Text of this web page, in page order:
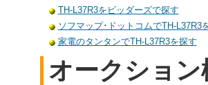
TH-L37R3をビッダーズで探す
ソフマップ･ドットコムでTH-L37R3
家電のタンタンでTH-L37R3を探す
オークション